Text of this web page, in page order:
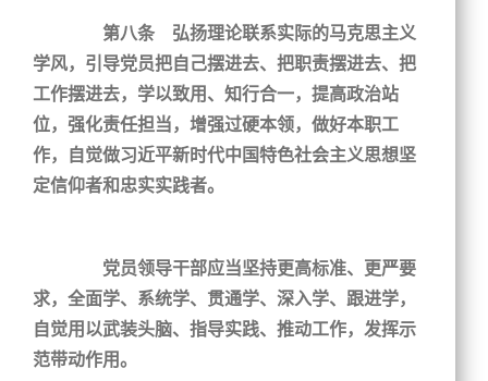
第八条 弘扬理论联系实际的马克思主义
学风，引导党员把自己摆进去、把职责摆进去、把
工作摆进去，学以致用、知行合一，提高政治站
位，强化责任担当，增强过硬本领，做好本职工
作，自觉做习近平新时代中国特色社会主义思想坚
定信仰者和忠实实践者。
党员领导干部应当坚持更高标准、更严要
求，全面学、系统学、贯通学、深入学、跟进学，
自觉用以武装头脑、指导实践、推动工作，发挥示
范带动作用。